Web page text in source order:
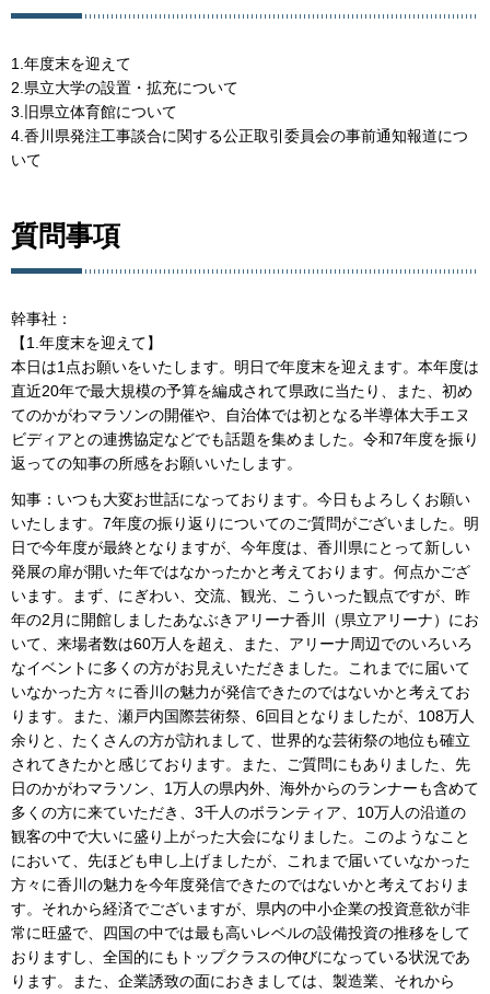
1.年度末を迎えて
2.県立大学の設置・拡充について
3.旧県立体育館について
4.香川県発注工事談合に関する公正取引委員会の事前通知報道につ
いて
質問事項
幹事社：
【1.年度末を迎えて】
本日は1点お願いをいたします。明日で年度末を迎えます。本年度は
直近20年で最大規模の予算を編成されて県政に当たり、また、初め
てのかがわマラソンの開催や、自治体では初となる半導体大手エヌ
ビディアとの連携協定などでも話題を集めました。令和7年度を振り
返っての知事の所感をお願いいたします。
知事：いつも大変お世話になっております。今日もよろしくお願い
いたします。7年度の振り返りについてのご質問がございました。明
日で今年度が最終となりますが、今年度は、香川県にとって新しい
発展の扉が開いた年ではなかったかと考えております。何点かござ
います。まず、にぎわい、交流、観光、こういった観点ですが、昨
年の2月に開館しましたあなぶきアリーナ香川（県立アリーナ）にお
いて、来場者数は60万人を超え、また、アリーナ周辺でのいろいろ
なイベントに多くの方がお見えいただきました。これまでに届いて
いなかった方々に香川の魅力が発信できたのではないかと考えてお
ります。また、瀬戸内国際芸術祭、6回目となりましたが、108万人
余りと、たくさんの方が訪れまして、世界的な芸術祭の地位も確立
されてきたかと感じております。また、ご質問にもありました、先
日のかがわマラソン、1万人の県内外、海外からのランナーも含めて
多くの方に来ていただき、3千人のボランティア、10万人の沿道の
観客の中で大いに盛り上がった大会になりました。このようなこと
において、先ほども申し上げましたが、これまで届いていなかった
方々に香川の魅力を今年度発信できたのではないかと考えておりま
す。それから経済でございますが、県内の中小企業の投資意欲が非
常に旺盛で、四国の中では最も高いレベルの設備投資の推移をして
おりますし、全国的にもトップクラスの伸びになっている状況であ
ります。また、企業誘致の面におきましては、製造業、それから